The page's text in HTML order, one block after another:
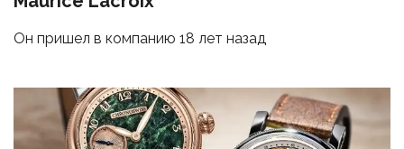
Он пришел в компанию 18 лет назад